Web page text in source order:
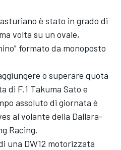
è stato in grado di
volta su un ovale,
formato da monoposto
o superare quota
di F.1 Takuma Sato e
assoluto di giornata è
al volante della Dallara-
Racing.
una DW12 motorizzata